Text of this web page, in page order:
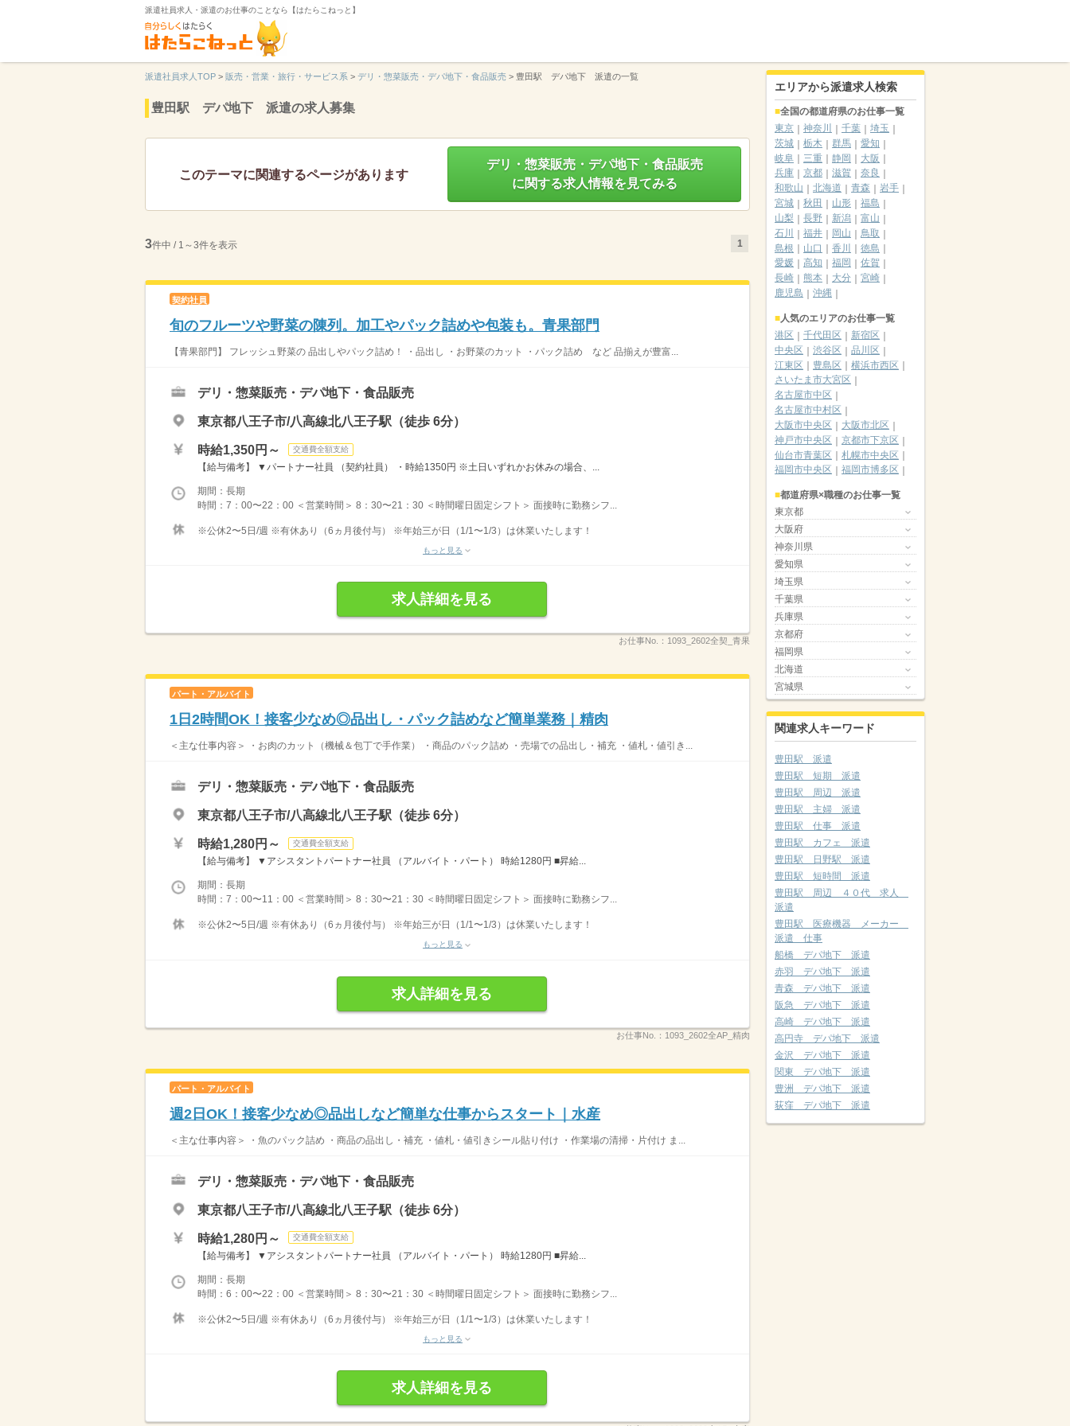
派遣社員求人・派遣のお仕事のことなら【はたらこねっと】
派遣社員求人TOP > 販売・営業・旅行・サービス系 > デリ・惣菜販売・デパ地下・食品販売 > 豊田駅 デパ地下 派遣の一覧
豊田駅 デパ地下 派遣の求人募集
このテーマに関連するページがあります
デリ・惣菜販売・デパ地下・食品販売
に関する求人情報を見てみる
3件中 / 1～3件を表示 1
契約社員
旬のフルーツや野菜の陳列。加工やパック詰めや包装も。青果部門
【青果部門】 フレッシュ野菜の 品出しやパック詰め！ ・品出し ・お野菜のカット ・パック詰め など 品揃えが豊富...
デリ・惣菜販売・デパ地下・食品販売
東京都八王子市/八高線北八王子駅（徒歩 6分）
時給1,350円～ 交通費全額支給
【給与備考】 ▼パートナー社員 （契約社員） ・時給1350円 ※土日いずれかお休みの場合、...
期間：長期
時間：7：00〜22：00 ＜営業時間＞ 8：30〜21：30 ＜時間曜日固定シフト＞ 面接時に勤務シフ...
※公休2〜5日/週 ※有休あり（6ヵ月後付与） ※年始三が日（1/1〜1/3）は休業いたします！
もっと見る
求人詳細を見る
お仕事No.： 1093_2602全契_青果
パート・アルバイト
1日2時間OK！接客少なめ◎品出し・パック詰めなど簡単業務｜精肉
＜主な仕事内容＞ ・お肉のカット（機械＆包丁で手作業） ・商品のパック詰め ・売場での品出し・補充 ・値札・値引き...
デリ・惣菜販売・デパ地下・食品販売
東京都八王子市/八高線北八王子駅（徒歩 6分）
時給1,280円～ 交通費全額支給
【給与備考】 ▼アシスタントパートナー社員 （アルバイト・パート） 時給1280円 ■昇給...
期間：長期
時間：7：00〜11：00 ＜営業時間＞ 8：30〜21：30 ＜時間曜日固定シフト＞ 面接時に勤務シフ...
※公休2〜5日/週 ※有休あり（6ヵ月後付与） ※年始三が日（1/1〜1/3）は休業いたします！
もっと見る
求人詳細を見る
お仕事No.： 1093_2602全AP_精肉
パート・アルバイト
週2日OK！接客少なめ◎品出しなど簡単な仕事からスタート｜水産
＜主な仕事内容＞ ・魚のパック詰め ・商品の品出し・補充 ・値札・値引きシール貼り付け ・作業場の清掃・片付け ま...
デリ・惣菜販売・デパ地下・食品販売
東京都八王子市/八高線北八王子駅（徒歩 6分）
時給1,280円～ 交通費全額支給
【給与備考】 ▼アシスタントパートナー社員 （アルバイト・パート） 時給1280円 ■昇給...
期間：長期
時間：6：00〜22：00 ＜営業時間＞ 8：30〜21：30 ＜時間曜日固定シフト＞ 面接時に勤務シフ...
※公休2〜5日/週 ※有休あり（6ヵ月後付与） ※年始三が日（1/1〜1/3）は休業いたします！
もっと見る
求人詳細を見る
エリアから派遣求人検索
全国の都道府県のお仕事一覧
東京
神奈川 千葉
埼玉
茨城
栃木 群馬
愛知
岐阜
三重 静岡
大阪
兵庫
京都 滋賀
奈良
和歌山
北海道 青森
岩手
宮城
秋田 山形
福島
山梨
長野 新潟
富山
石川
福井 岡山
鳥取
島根
山口 香川
徳島
愛媛
高知 福岡
佐賀
長崎
熊本 大分
宮崎
鹿児島
沖縄
人気のエリアのお仕事一覧
港区
千代田区
新宿区
中央区
渋谷区
品川区
江東区
豊島区
横浜市西区
さいたま市大宮区
名古屋市中区
名古屋市中村区
大阪市中央区
大阪市北区
神戸市中央区
京都市下京区
仙台市青葉区
札幌市中央区
福岡市中央区
福岡市博多区
都道府県×職種のお仕事一覧
東京都
大阪府
神奈川県
愛知県
埼玉県
千葉県
兵庫県
京都府
福岡県
北海道
宮城県
関連求人キーワード
豊田駅 派遣
豊田駅 短期 派遣
豊田駅 周辺 派遣
豊田駅 主婦 派遣
豊田駅 仕事 派遣
豊田駅 カフェ 派遣
豊田駅 日野駅 派遣
豊田駅 短時間 派遣
豊田駅 周辺 ４０代 求人
派遣
豊田駅 医療機器 メーカー
派遣 仕事
船橋 デパ地下 派遣
赤羽 デパ地下 派遣
青森 デパ地下 派遣
阪急 デパ地下 派遣
高崎 デパ地下 派遣
高円寺 デパ地下 派遣
金沢 デパ地下 派遣
関東 デパ地下 派遣
豊洲 デパ地下 派遣
荻窪 デパ地下 派遣